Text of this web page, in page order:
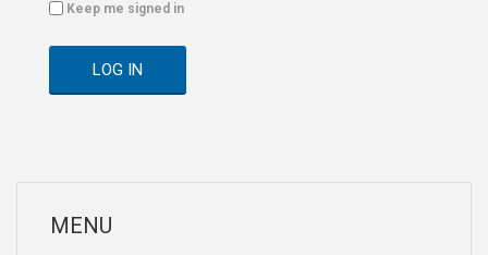
Keep me signed in
LOG IN
MENU